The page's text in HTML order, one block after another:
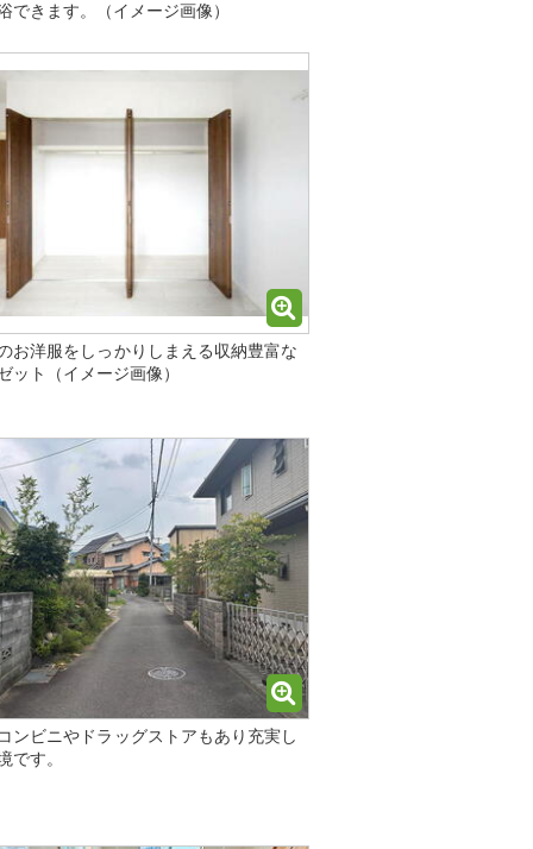
できます。（イメージ画像）
お洋服をしっかりしまえる収納豊富な
ット（イメージ画像）
ンビニやドラッグストアもあり充実し
です。